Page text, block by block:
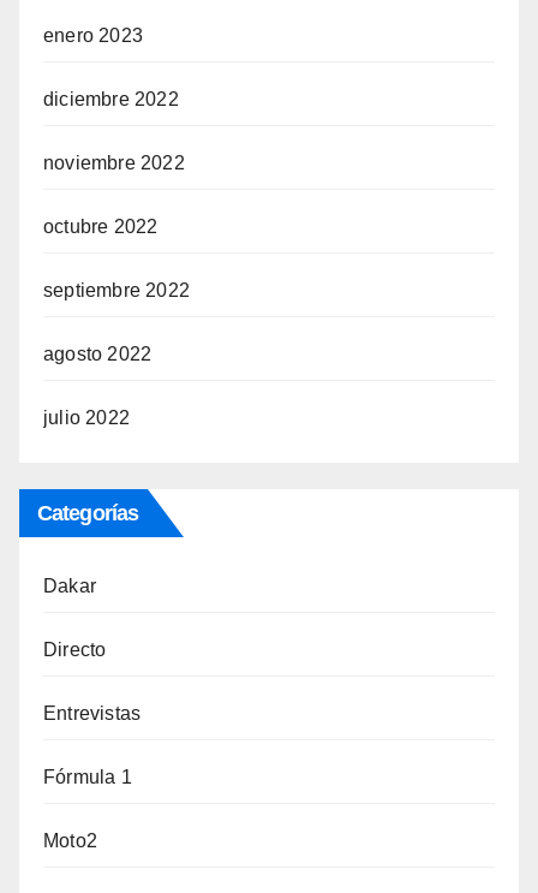
enero 2023
diciembre 2022
noviembre 2022
octubre 2022
septiembre 2022
agosto 2022
julio 2022
Categorías
Dakar
Directo
Entrevistas
Fórmula 1
Moto2